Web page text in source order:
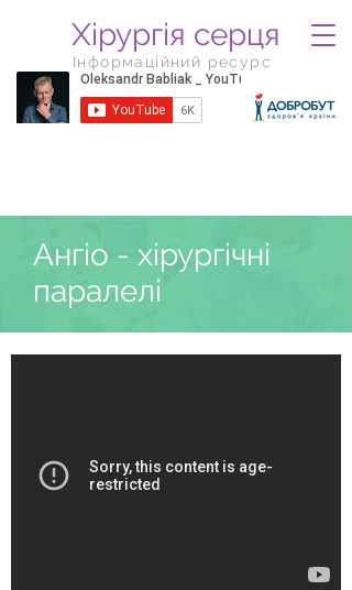
Хірургія серця
Інформаційний ресурс
Ангіо - хірургічні
паралелі